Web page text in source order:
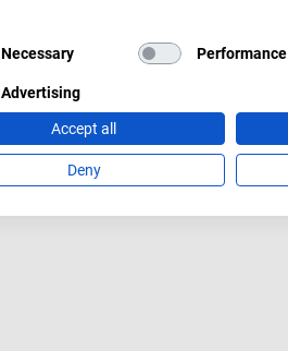
Necessary Performance
Advertising
Accept all
Deny